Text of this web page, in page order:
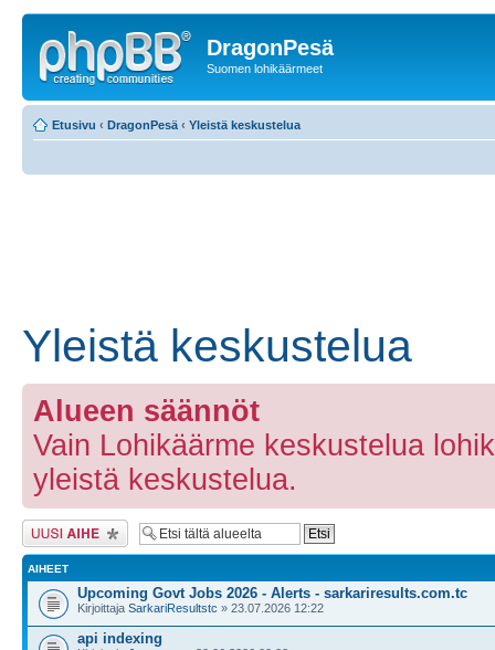
DragonPesä
Suomen lohikäärmeet
Etusivu ‹ DragonPesä ‹ Yleistä keskustelua
Yleistä keskustelua
Alueen säännöt
Vain Lohikäärme keskustelua
yleistä keskustelua.
Lähetä uusi viesti
AIHEET
Upcoming Govt Jobs 2026 - Alerts - sarkariresults.com.tc
Kirjoittaja SarkariResultstc » 23.07.2026 12:22
api indexing